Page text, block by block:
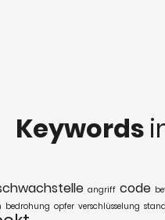
Keywords
angriff code
bedrohung opfer verschlüsselung stand